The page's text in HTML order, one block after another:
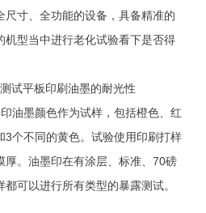
寸、全功能的设备，具备精准的
机型当中进行老化试验看下是否得
墨颜色作为试样，包括橙色、红
3个不同的黄色。试验使用印刷打样
厚。油墨印在有涂层、标准、70磅
可以进行所有类型的暴露测试。